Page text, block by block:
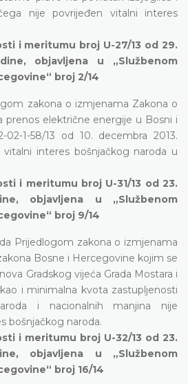
nije povrijeđen vitalni interes
i meritumu broj U-27/13 od 29.
objavljena u „Službenom
broj 2/14
zakona o izmjenama Zakona o
prenos električne energije u Bosni i
02-1-58/13 od 10. decembra 2013.
interes bošnjačkog naroda u
i meritumu broj U-31/13 od 23.
objavljena u „Službenom
broj 9/14
Prijedlogom zakona o izmjenama
Bosne i Hercegovine kojim se
Gradskog vijeća Grada Mostara i
i minimalna kvota zastupljenosti
i nacionalnih manjina nije
bošnjačkog naroda.
i meritumu broj U-32/13 od 23.
objavljena u „Službenom
broj 16/14